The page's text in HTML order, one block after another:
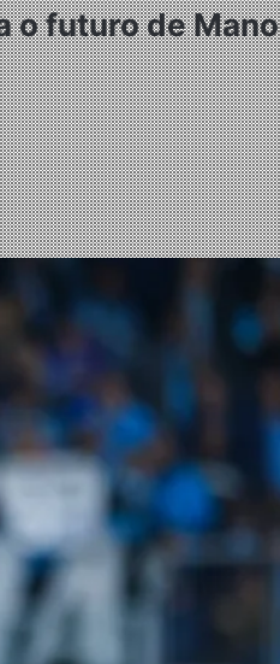
o futuro de Mano